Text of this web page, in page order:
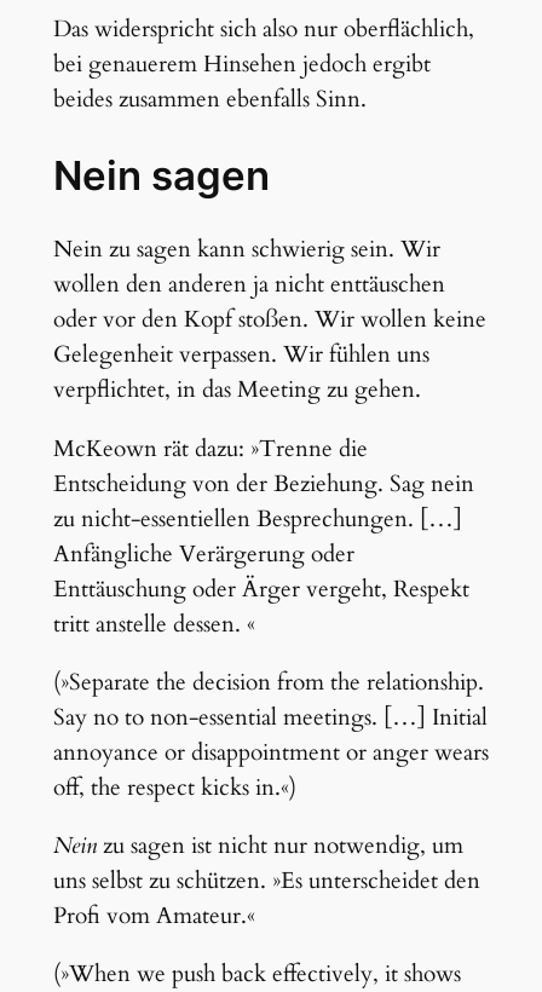
Das widerspricht sich also nur oberflächlich,
bei genauerem Hinsehen jedoch ergibt
beides zusammen ebenfalls Sinn.
Nein sagen
Nein zu sagen kann schwierig sein. Wir
wollen den anderen ja nicht enttäuschen
oder vor den Kopf stoßen. Wir wollen keine
Gelegenheit verpassen. Wir fühlen uns
verpflichtet, in das Meeting zu gehen.
McKeown rät dazu: »Trenne die
Entscheidung von der Beziehung. Sag nein
zu nicht-essentiellen Besprechungen. […]
Anfängliche Verärgerung oder
Enttäuschung oder Ärger vergeht, Respekt
tritt anstelle dessen. «
(»Separate the decision from the relationship.
Say no to non-essential meetings. […] Initial
annoyance or disappointment or anger wears
off, the respect kicks in.«)
Neinzu sagen ist nicht nur notwendig, um
uns selbst zu schützen. »Es unterscheidet den
Profi vom Amateur.«
(»When we push back effectively, it shows